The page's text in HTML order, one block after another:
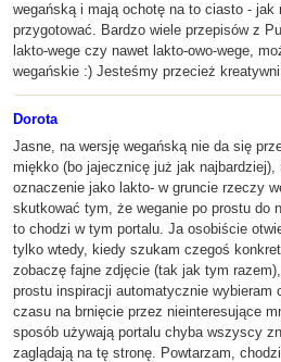
wegańską i mają ochotę na to ciasto - jak
przygotować. Bardzo wiele przepisów z
lakto-wege czy nawet lakto-owo-wege,
wegańskie :) Jesteśmy przecież
Dorota
Jasne, na wersję wegańską nie da się
miękko (bo jajecznicę już jak
oznaczenie jako lakto- w gruncie rzeczy
skutkować tym, że weganie po prostu do
to chodzi w tym portalu. Ja osobiście
tylko wtedy, kiedy szukam czegoś
zobaczę fajne zdjęcie (tak jak tym
prostu inspiracji automatycznie wybieram
czasu na brnięcie przez nieinteresujące
sposób używają portalu chyba wszyscy
zaglądają na tę stronę. Powtarzam,